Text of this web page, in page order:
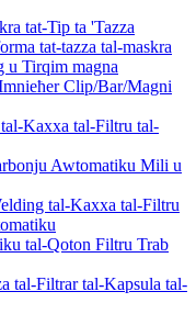
tat-Tip ta 'Tazza
tat-tazza tal-maskra
u Tirqim magna
Clip/Bar/Magni
Kaxxa tal-Filtru tal-
Awtomatiku Mili u
tal-Kaxxa tal-Filtru
tal-Qoton Filtru Trab
tal-Filtrar tal-Kapsula tal-